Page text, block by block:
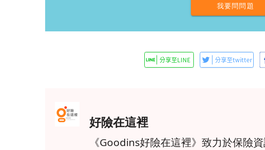
我要問問題
好險在這裡
《Goodins好險在這裡》致力於保險